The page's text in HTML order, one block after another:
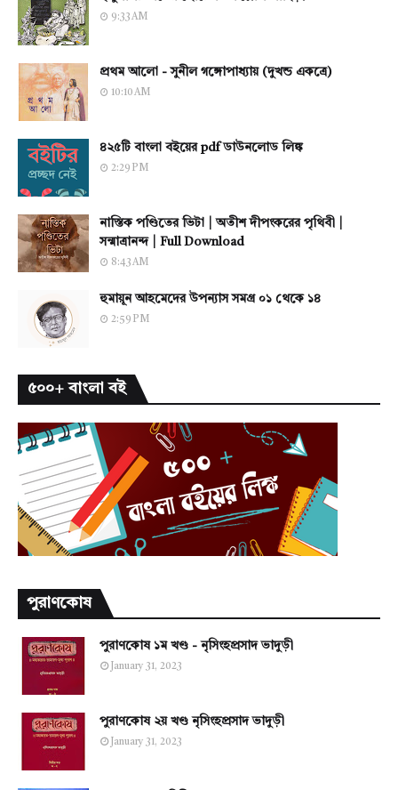
9:33 AM
প্রথম আলো - সুনীল গঙ্গোপাধ্যায় (দুখন্ড একত্রে)
10:10 AM
৪২৫টি বাংলা বইয়ের pdf ডাউনলোড লিঙ্ক
2:29 PM
নাস্তিক পণ্ডিতের ভিটা | অতীশ দীপংকরের পৃথিবী |
সন্মাত্রানন্দ | Full Download
8:43 AM
হুমায়ূন আহমেদের উপন্যাস সমগ্র ০১ থেকে ১৪
2:59 PM
৫০০+ বাংলা বই
পুরাণকোষ
পুরাণকোষ ১ম খণ্ড - নৃসিংহপ্রসাদ ভাদুড়ী
January 31, 2023
পুরাণকোষ ২য় খণ্ড নৃসিংহপ্রসাদ ভাদুড়ী
January 31, 2023